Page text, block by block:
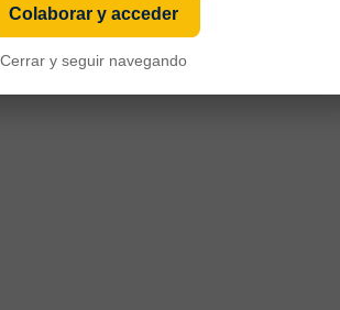
Colaborar y acceder
Cerrar y seguir navegando